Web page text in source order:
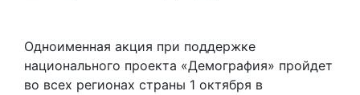
Одноименная акция при поддержке
национального проекта «Демография» пройдет
во всех регионах страны 1 октября в